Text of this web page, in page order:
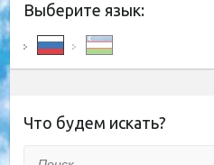
Выберите язык:
Что будем искать?